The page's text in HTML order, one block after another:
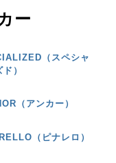
ー
（スペシャ
）
（アンカー）
（ピナレロ）